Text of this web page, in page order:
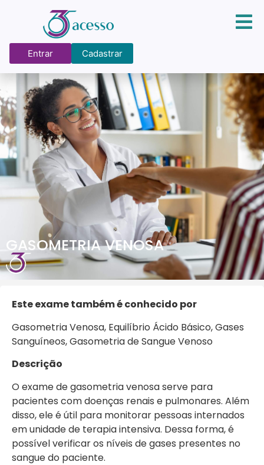
Entrar Cadastrar
GASOMETRIA VENOSA
Este exame também é conhecido por
Gasometria Venosa, Equilíbrio Ácido Básico, Gases
Sanguíneos, Gasometria de Sangue Venoso
Descrição
O exame de gasometria venosa serve para
pacientes com doenças renais e pulmonares. Além
disso, ele é útil para monitorar pessoas internados
em unidade de terapia intensiva. Dessa forma, é
possível verificar os níveis de gases presentes no
sangue do paciente.